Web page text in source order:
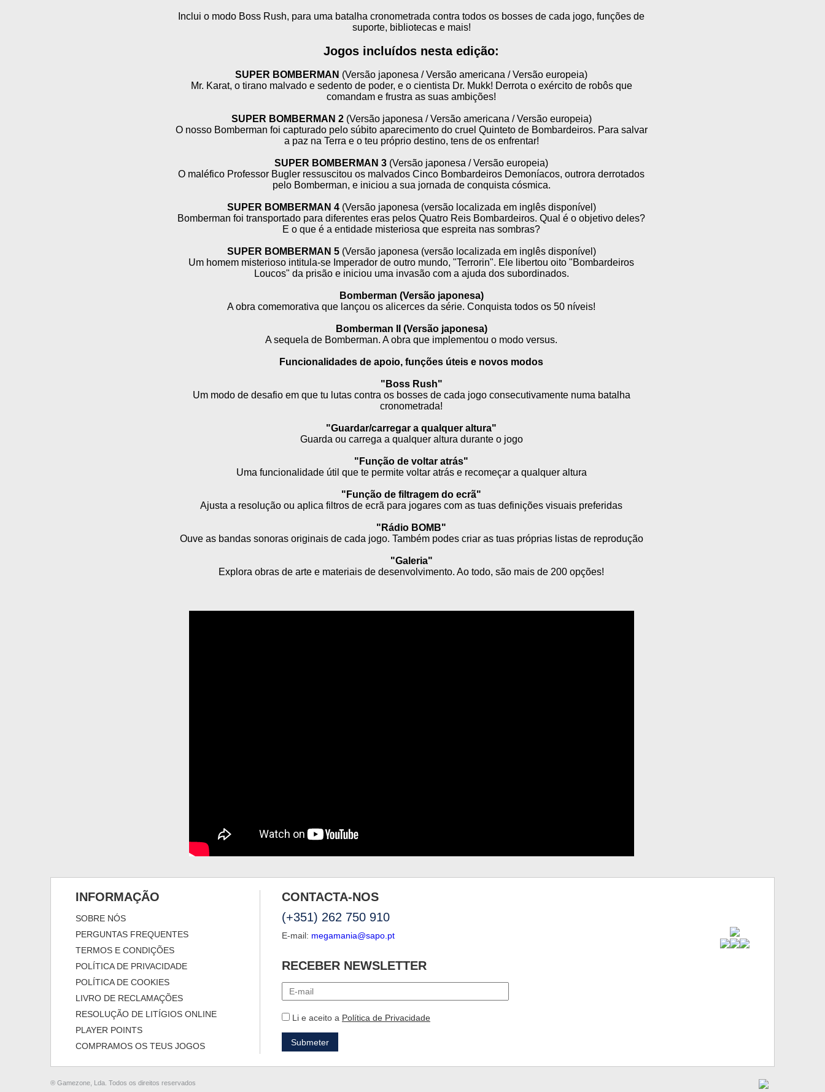
Inclui o modo Boss Rush, para uma batalha cronometrada contra todos os bosses de cada jogo, funções de
suporte, bibliotecas e mais!
Jogos incluídos nesta edição:
SUPER BOMBERMAN (Versão japonesa / Versão americana / Versão europeia)
Mr. Karat, o tirano malvado e sedento de poder, e o cientista Dr. Mukk! Derrota o exército de robôs que
comandam e frustra as suas ambições!
SUPER BOMBERMAN 2(Versão japonesa / Versão americana / Versão europeia)
O nosso Bomberman foi capturado pelo súbito aparecimento do cruel Quinteto de Bombardeiros. Para salvar
a paz na Terra e o teu próprio destino, tens de os enfrentar!
SUPER BOMBERMAN 3 (Versão japonesa / Versão europeia)
O maléfico Professor Bugler ressuscitou os malvados Cinco Bombardeiros Demoníacos, outrora derrotados
pelo Bomberman, e iniciou a sua jornada de conquista cósmica.
SUPER BOMBERMAN 4(Versão japonesa (versão localizada em inglês disponível)
Bomberman foi transportado para diferentes eras pelos Quatro Reis Bombardeiros. Qual é o objetivo deles?
E o que é a entidade misteriosa que espreita nas sombras?
SUPER BOMBERMAN 5(Versão japonesa (versão localizada em inglês disponível)
Um homem misterioso intitula-se Imperador de outro mundo, "Terrorin". Ele libertou oito "Bombardeiros
Loucos" da prisão e iniciou uma invasão com a ajuda dos subordinados.
Bomberman (Versão japonesa)
A obra comemorativa que lançou os alicerces da série. Conquista todos os 50 níveis!
Bomberman II (Versão japonesa)
A sequela de Bomberman. A obra que implementou o modo versus.
Funcionalidades de apoio, funções úteis e novos modos
"Boss Rush"
Um modo de desafio em que tu lutas contra os bosses de cada jogo consecutivamente numa batalha
cronometrada!
"Guardar/carregar a qualquer altura"
Guarda ou carrega a qualquer altura durante o jogo
"Função de voltar atrás"
Uma funcionalidade útil que te permite voltar atrás e recomeçar a qualquer altura
"Função de filtragem do ecrã"
Ajusta a resolução ou aplica filtros de ecrã para jogares com as tuas definições visuais preferidas
"Rádio BOMB"
Ouve as bandas sonoras originais de cada jogo. Também podes criar as tuas próprias listas de reprodução
"Galeria"
Explora obras de arte e materiais de desenvolvimento. Ao todo, são mais de 200 opções!
INFORMAÇÃO
SOBRE NÓS
PERGUNTAS FREQUENTES
TERMOS E CONDIÇÕES
POLÍTICA DE PRIVACIDADE
POLÍTICA DE COOKIES
LIVRO DE RECLAMAÇÕES
RESOLUÇÃO DE LITÍGIOS ONLINE
PLAYER POINTS
COMPRAMOS OS TEUS JOGOS
CONTACTA-NOS
(+351) 262 750 910
E-mail: megamania@sapo.pt
RECEBER NEWSLETTER
Li e aceito a Política de Privacidade
® Gamezone, Lda. Todos os direitos reservados